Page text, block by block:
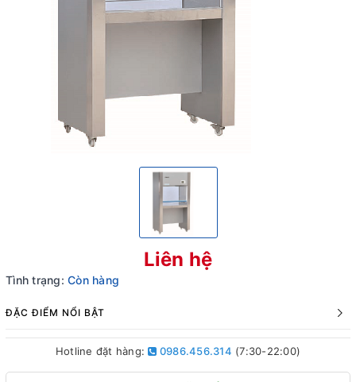
Liên hệ
Tình trạng: Còn hàng
ĐẶC ĐIỂM NỔI BẬT
Hotline đặt hàng: 0986.456.314 (7:30-22:00)